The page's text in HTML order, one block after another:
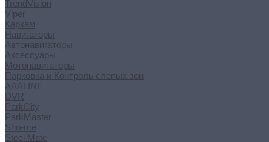
TrendVision
Viper
Каркам
Навигаторы
Автонавигаторы
Аксессуары
Мотонавигаторы
Парковка и Контроль слепых зон
AAALINE
DVR
ParkCity
ParkMaster
Sho-me
Steel Mate